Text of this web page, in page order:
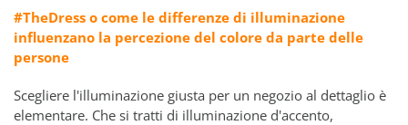
#TheDress o come le differenze di illuminazione
influenzano la percezione del colore da parte delle
persone
Scegliere l'illuminazione giusta per un negozio al dettaglio è
elementare. Che si tratti di illuminazione d'accento,